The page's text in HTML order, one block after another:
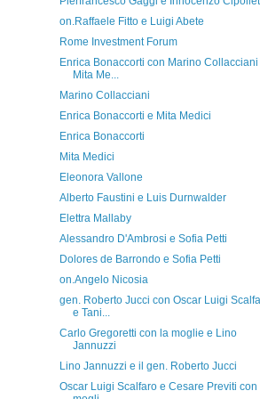
on.Raffaele Fitto e Luigi Abete
Rome Investment Forum
Enrica Bonaccorti con Marino Collacciani
Mita Me...
Marino Collacciani
Enrica Bonaccorti e Mita Medici
Enrica Bonaccorti
Mita Medici
Eleonora Vallone
Alberto Faustini e Luis Durnwalder
Elettra Mallaby
Alessandro D'Ambrosi e Sofia Petti
Dolores de Barrondo e Sofia Petti
on.Angelo Nicosia
gen. Roberto Jucci con Oscar Luigi
e Tani...
Carlo Gregoretti con la moglie e Lino
Jannuzzi
Lino Jannuzzi e il gen. Roberto Jucci
Oscar Luigi Scalfaro e Cesare Previti con